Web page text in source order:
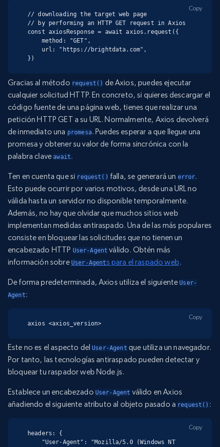
// downloading the target web page
// by performing an HTTP GET request in Axios
const axiosResponse = await axios.request({
})
Copy
Gracias al método request() de Axios, puedes ejecutar
cualquier solicitud HTTP. En concreto, si quieres descargar el
código fuente de una página web, tienes que realizar una
petición HTTP GET a su URL. Normalmente, Axios devolverá
de inmediato una promesa. Puedes esperar a que llegue una
promesa y obtener su valor de forma sincrónica con la
palabra claveawait .
Ten en cuenta que si request() falla, se generará un error.
Esto puede ocurrir por varios motivos, desde una URL no
válida hasta un servidor no disponible temporalmente.
Además, no hay que olvidar que muchos sitios web
implementan medidas antiraspado. Una de las más populares
consiste en bloquear las solicitudes que no tienen un
encabezado HTTP User-Agent válido. Obtén más
información sobre User-Agents para el raspado web.
De forma predeterminada, Axios utiliza el siguienteUser-
Agent:
axios <axios_version>
Copy
Este no es el aspecto delUser-Agentque utiliza un navegador.
Por tanto, las tecnologías antiraspado pueden detectar y
bloquear tu raspador web Node.js.
Establece un encabezado User-Agent válido en Axios
añadiendo el siguiente atributo al objeto pasado a request() :
headers: {
Copy